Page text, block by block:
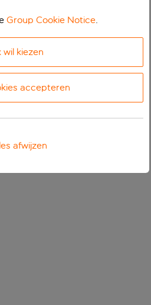
Group Cookie Notice.
wil kiezen
accepteren
afwijzen